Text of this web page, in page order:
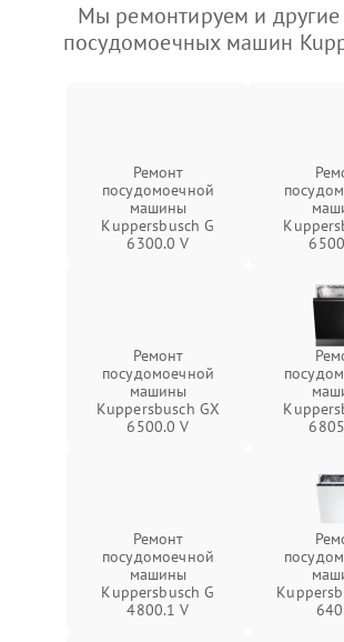
Мы ремонтируем и
посудомоечных машин
Ремонт
посудомоечной
машины
Kuppersbusch G
6300.0 V
Ремонт
посудомоечной
машины
Kuppersbusch GX
6500.0 V
Ремонт
посудомоечной
машины
Kuppersbusch G
4800.1 V